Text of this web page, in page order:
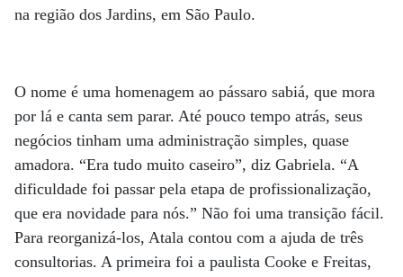
na região dos Jardins, em São Paulo.
O nome é uma homenagem ao pássaro sabiá, que mora
por lá e canta sem parar. Até pouco tempo atrás, seus
negócios tinham uma administração simples, quase
amadora. “Era tudo muito caseiro”, diz Gabriela. “A
dificuldade foi passar pela etapa de profissionalização,
que era novidade para nós.” Não foi uma transição fácil.
Para reorganizá-los, Atala contou com a ajuda de três
consultorias. A primeira foi a paulista Cooke e Freitas,